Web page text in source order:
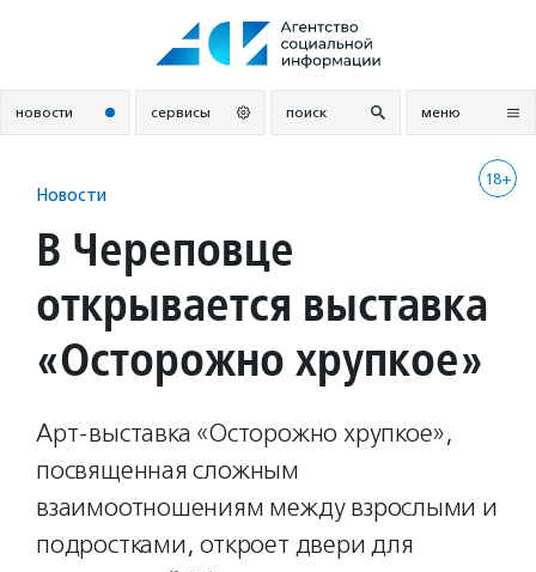
новости сервисы поиск меню
18+
Новости
В Череповце
открывается выставка
«Осторожно хрупкое»
Арт-выставка «Осторожно хрупкое»,
посвященная сложным
взаимоотношениям между взрослыми и
подростками, откроет двери для